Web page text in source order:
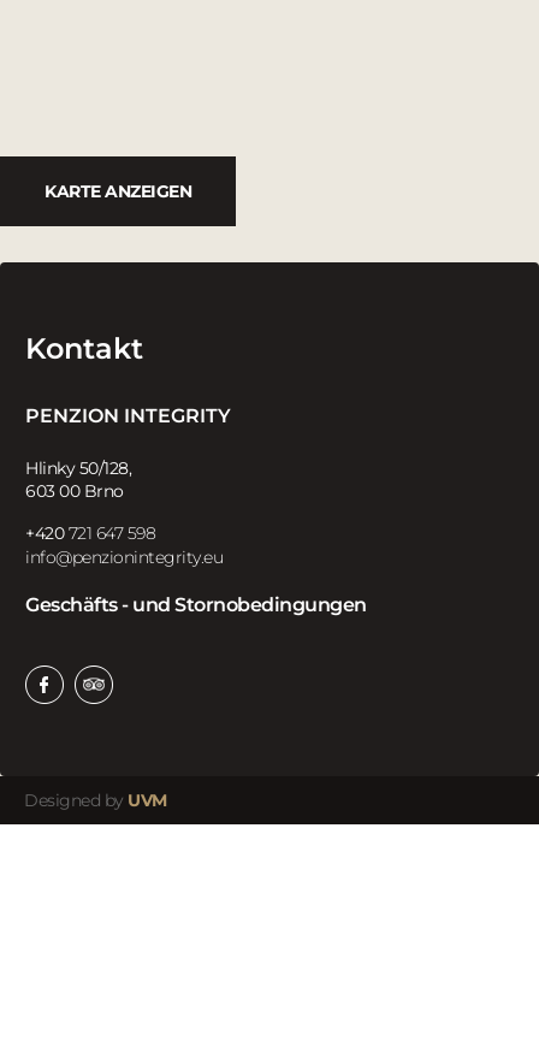
KARTE ANZEIGEN
Kontakt
PENZION INTEGRITY
Hlinky 50/128,
603 00 Brno
+420721 647 598
info@penzionintegrity.eu
Geschäfts - und Stornobedingungen
Designed by UVM